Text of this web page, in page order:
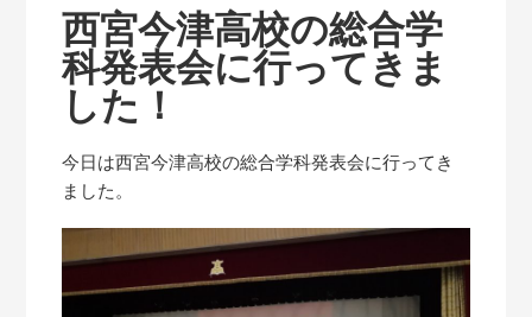
西宮今津高校の総合学
科発表会に行ってきま
した！
今日は西宮今津高校の総合学科発表会に行ってき
ました。